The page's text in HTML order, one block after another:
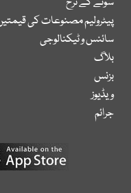
پیٹرولیم مصنوعات کی
سائنس و ٹیکنالوجی
بلاگ
بزنس
ویڈیوز
جرائم